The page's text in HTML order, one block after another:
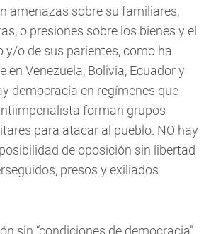
amenazas sobre su familiares,
o presiones sobre los bienes y el
y/o de sus parientes, como ha
en Venezuela, Bolivia, Ecuador y
democracia en regímenes que
forman grupos
para atacar al pueblo. NO hay
de oposición sin libertad
presos y exiliados
sin “condiciones de democracia”,